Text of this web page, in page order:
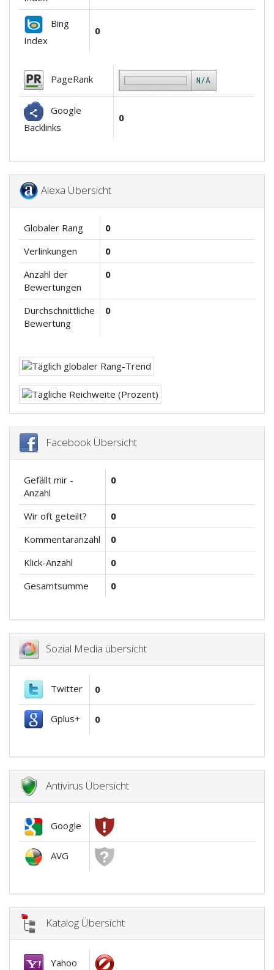
Bing
Index
0
PageRank
Google
Backlinks
0
Alexa Übersicht
Globaler Rang
0
Verlinkungen
0
Anzahl der
Bewertungen
0
Durchschnittliche
Bewertung
0
Facebook Übersicht
Gefällt mir -
Anzahl
0
Wir oft geteilt?
0
Kommentaranzahl
0
Klick-Anzahl
0
Gesamtsumme
0
Sozial Media übersicht
Twitter 0
Gplus+ 0
Antivirus Übersicht
Google
AVG
Katalog Übersicht
Yahoo